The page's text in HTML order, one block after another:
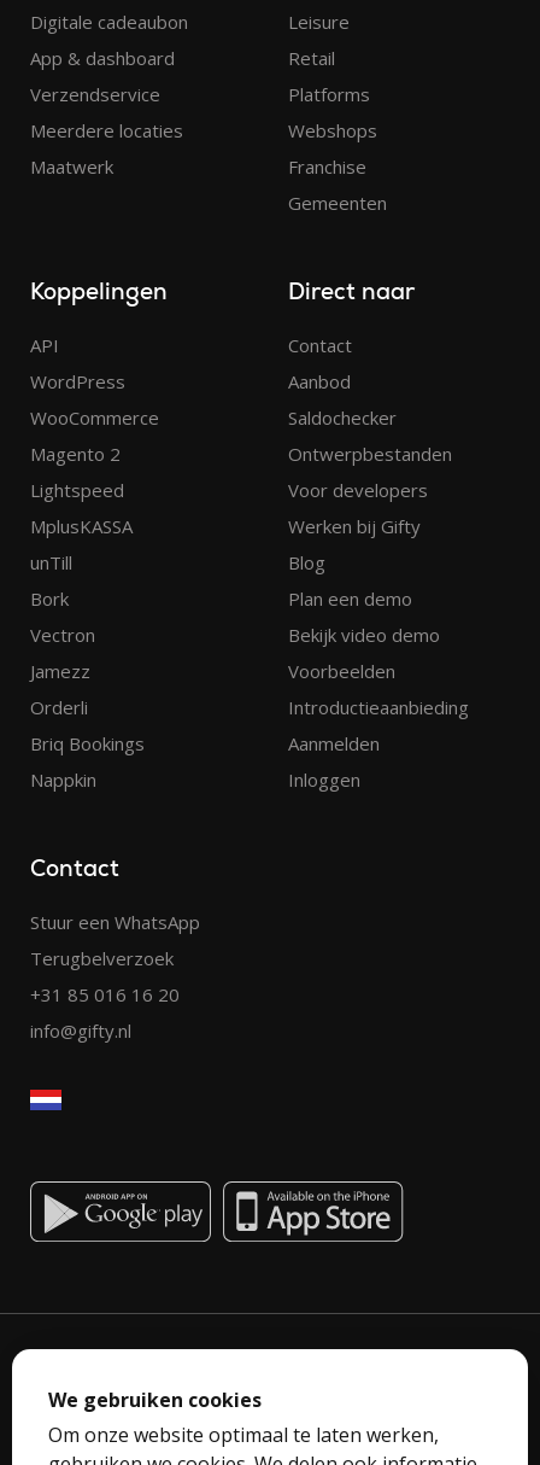
Digitale cadeaubon
App & dashboard
Verzendservice
Meerdere locaties
Maatwerk
Leisure
Retail
Platforms
Webshops
Franchise
Gemeenten
Koppelingen
API
WordPress
WooCommerce
Magento 2
Lightspeed
MplusKASSA
unTill
Bork
Vectron
Jamezz
Orderli
Briq Bookings
Nappkin
Direct naar
Contact
Aanbod
Saldochecker
Ontwerpbestanden
Voor developers
Werken bij Gifty
Blog
Plan een demo
Bekijk video demo
Voorbeelden
Introductieaanbieding
Aanmelden
Inloggen
Contact
Stuur een WhatsApp
Terugbelverzoek
+31 85 016 16 20
info@gifty.nl
Privacyverklaring
We gebruiken cookies
Om onze website optimaal te laten werken,